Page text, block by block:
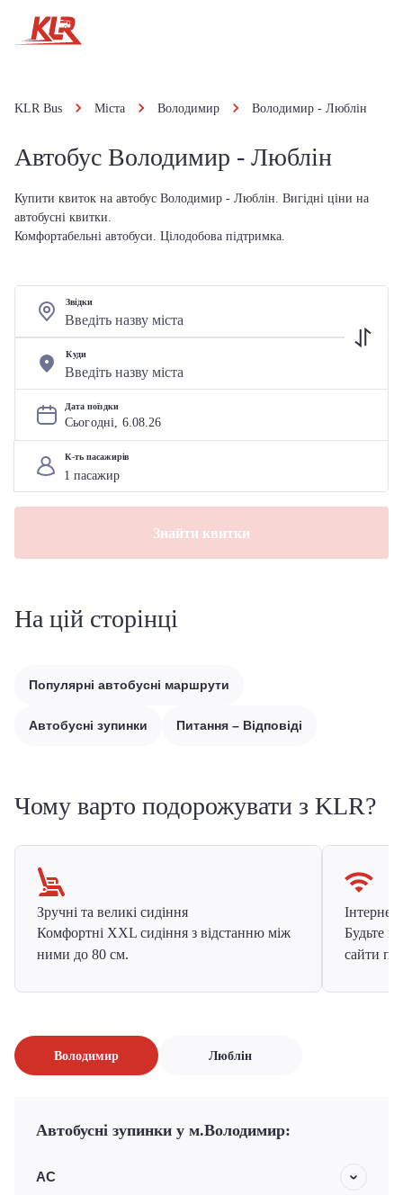
KLR Bus Міста Володимир Володимир - Люблін
Автобус Володимир - Люблін
Купити квиток на автобус Володимир - Люблін. Вигідні ціни на
автобусні квитки.
Комфортабельні автобуси. Цілодобова підтримка.
Звідки
Куди
Дата поїздки
Сьогодні, 6.08.26
К-ть пасажирів
Знайти квитки
На цій сторінці
Популярні автобусні маршрути
Автобусні зупинки Питання – Відповіді
Чому варто подорожувати з KLR?
Зручні та великі сидіння
Комфортні XXL сидіння з відстанню між
ними до 80 см.
Інтернет
Будьте
сайти
Володимир Люблін
Автобусні зупинки у м.Володимир:
АС